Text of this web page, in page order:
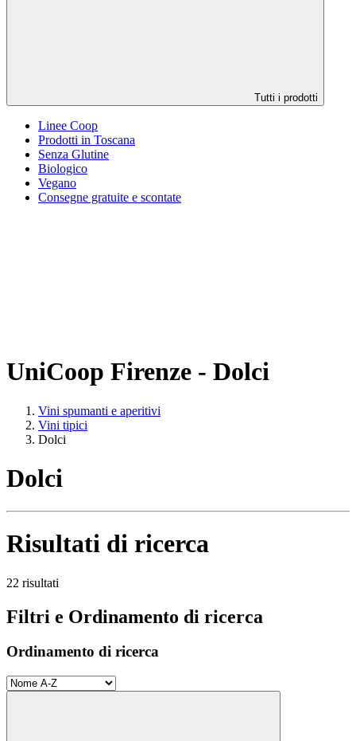
Tutti i prodotti
Linee Coop
Prodotti in Toscana
Senza Glutine
Biologico
Vegano
Consegne gratuite e scontate
UniCoop Firenze - Dolci
Vini spumanti e aperitivi
Vini tipici
Dolci
Dolci
Risultati di ricerca
22 risultati
Filtri e Ordinamento di ricerca
Ordinamento di ricerca